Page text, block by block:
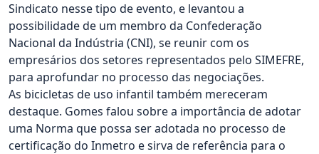
Sindicato nesse tipo de evento, e levantou a
possibilidade de um membro da Confederação
Nacional da Indústria (CNI), se reunir com os
empresários dos setores representados pelo SIMEFRE,
para aprofundar no processo das negociações.
As bicicletas de uso infantil também mereceram
destaque. Gomes falou sobre a importância de adotar
uma Norma que possa ser adotada no processo de
certificação do Inmetro e sirva de referência para o